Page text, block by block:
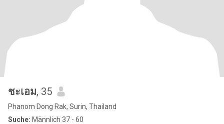
ชะเอม, 35
Phanom Dong Rak, Surin, Thailand
Suche: Männlich 37 - 60